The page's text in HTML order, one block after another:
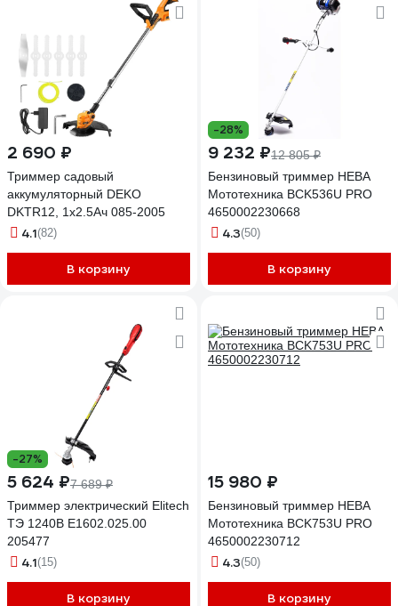
2 690 ₽
Триммер садовый
аккумуляторный DEKO
DKTR12, 1x2.5Ач 085-2005
4.1(82)
В корзину
-28%
9 232 ₽12 805 ₽
Бензиновый триммер НЕВА
Мототехника BCK536U PRO
4650002230668
4.3(50)
В корзину
-27%
5 624 ₽7 689 ₽
Триммер электрический Elitech
ТЭ 1240В E1602.025.00
205477
4.1(15)
В корзину
15 980 ₽
Бензиновый триммер НЕВА
Мототехника BCK753U PRO
4650002230712
4.3(50)
В корзину